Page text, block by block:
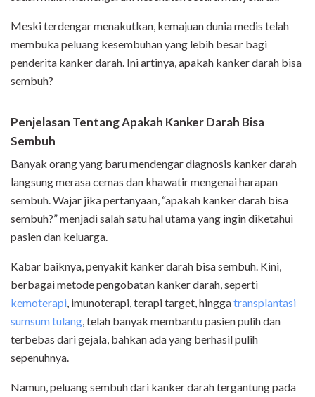
Meski terdengar menakutkan, kemajuan dunia medis telah
membuka peluang kesembuhan yang lebih besar bagi
penderita kanker darah. Ini artinya, apakah kanker darah bisa
sembuh?
Penjelasan Tentang Apakah Kanker Darah Bisa
Sembuh
Banyak orang yang baru mendengar diagnosis kanker darah
langsung merasa cemas dan khawatir mengenai harapan
sembuh. Wajar jika pertanyaan, “apakah kanker darah bisa
sembuh?” menjadi salah satu hal utama yang ingin diketahui
pasien dan keluarga.
Kabar baiknya, penyakit kanker darah bisa sembuh. Kini,
berbagai metode pengobatan kanker darah, seperti
kemoterapi , imunoterapi, terapi target, hinggatransplantasi
sumsum tulang , telah banyak membantu pasien pulih dan
terbebas dari gejala, bahkan ada yang berhasil pulih
sepenuhnya.
Namun, peluang sembuh dari kanker darah tergantung pada